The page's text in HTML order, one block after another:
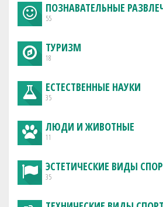
ПОЗНАВАТЕЛЬНЫЕ
55
ТУРИЗМ
18
ЕСТЕСТВЕННЫЕ НАУКИ
35
ЛЮДИ И ЖИВОТНЫЕ
11
ЭСТЕТИЧЕСКИЕ ВИДЫ
35